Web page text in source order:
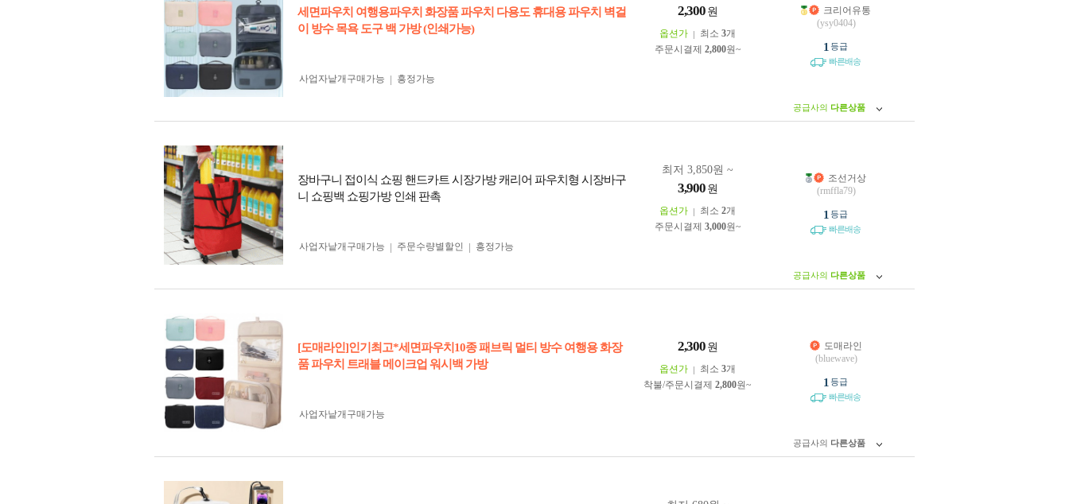
세면파우치 여행용파우치 화장품 파우치 다용도 휴대용 파우치 벽걸
이 방수 목욕 도구 백 가방 (인쇄가능)
2,300 원
옵션가 최소 3개
주문시결제 2,800원~
사업자 낱개구매가능 흥정가능
크리어유통
(ysy0404)
1 등급
빠른배송
공급사의 다른상품
장바구니 접이식 쇼핑 핸드카트 시장가방 캐리어 파우치형 시장바구
니 쇼핑백 쇼핑가방 인쇄 판촉
최저 3,850원 ~
3,900 원
옵션가 최소 2개
주문시결제 3,000원~
사업자 낱개구매가능
주문수량별할인 흥정가능
조선거상
(rmffla79)
1 등급
빠른배송
공급사의 다른상품
[도매라인]인기최고*세면파우치10종 패브릭 멀티 방수 여행용 화장
품 파우치 트래블 메이크업 워시백 가방
2,300 원
옵션가 최소 3개
착불/주문시결제 2,800원~
사업자 낱개구매가능
도매라인
(bluewave)
1 등급
빠른배송
공급사의 다른상품